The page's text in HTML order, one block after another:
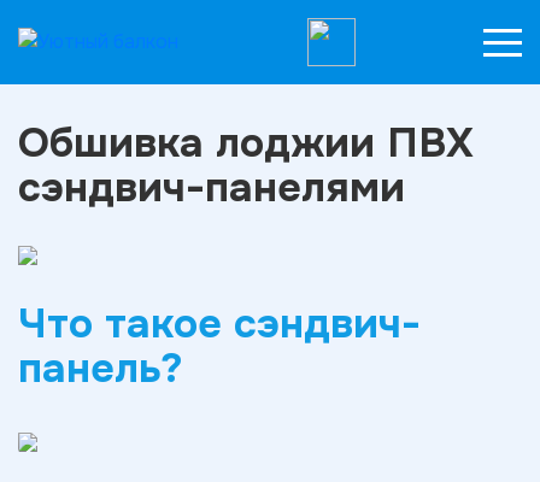
Обшивка лоджии ПВХ
сэндвич-панелями
Что такое сэндвич-
панель?